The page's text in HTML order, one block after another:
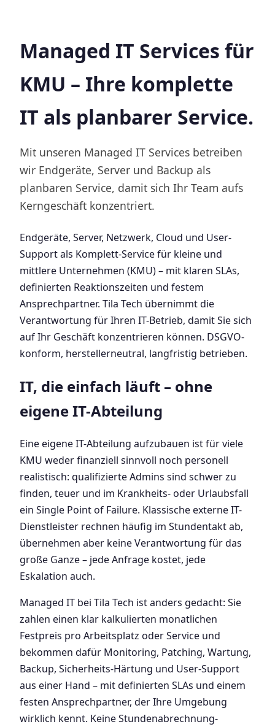
Managed IT Services für
KMU – Ihre komplette
IT als planbarer Service.
Mit unseren Managed IT Services betreiben
wir Endgeräte, Server und Backup als
planbaren Service, damit sich Ihr Team aufs
Kerngeschäft konzentriert.
Endgeräte, Server, Netzwerk, Cloud und User-
Support als Komplett-Service für kleine und
mittlere Unternehmen (KMU) – mit klaren SLAs,
definierten Reaktionszeiten und festem
Ansprechpartner. Tila Tech übernimmt die
Verantwortung für Ihren IT-Betrieb, damit Sie sich
auf Ihr Geschäft konzentrieren können. DSGVO-
konform, herstellerneutral, langfristig betrieben.
IT, die einfach läuft – ohne
eigene IT-Abteilung
Eine eigene IT-Abteilung aufzubauen ist für viele
KMU weder finanziell sinnvoll noch personell
realistisch: qualifizierte Admins sind schwer zu
finden, teuer und im Krankheits- oder Urlaubsfall
ein Single Point of Failure. Klassische externe IT-
Dienstleister rechnen häufig im Stundentakt ab,
übernehmen aber keine Verantwortung für das
große Ganze – jede Anfrage kostet, jede
Eskalation auch.
Managed IT bei Tila Tech ist anders gedacht: Sie
zahlen einen klar kalkulierten monatlichen
Festpreis pro Arbeitsplatz oder Service und
bekommen dafür Monitoring, Patching, Wartung,
Backup, Sicherheits-Härtung und User-Support
aus einer Hand – mit definierten SLAs und einem
festen Ansprechpartner, der Ihre Umgebung
wirklich kennt. Keine Stundenabrechnung-